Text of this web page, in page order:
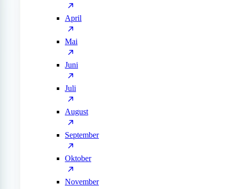
April
Mai
Juni
Juli
August
September
Oktober
November